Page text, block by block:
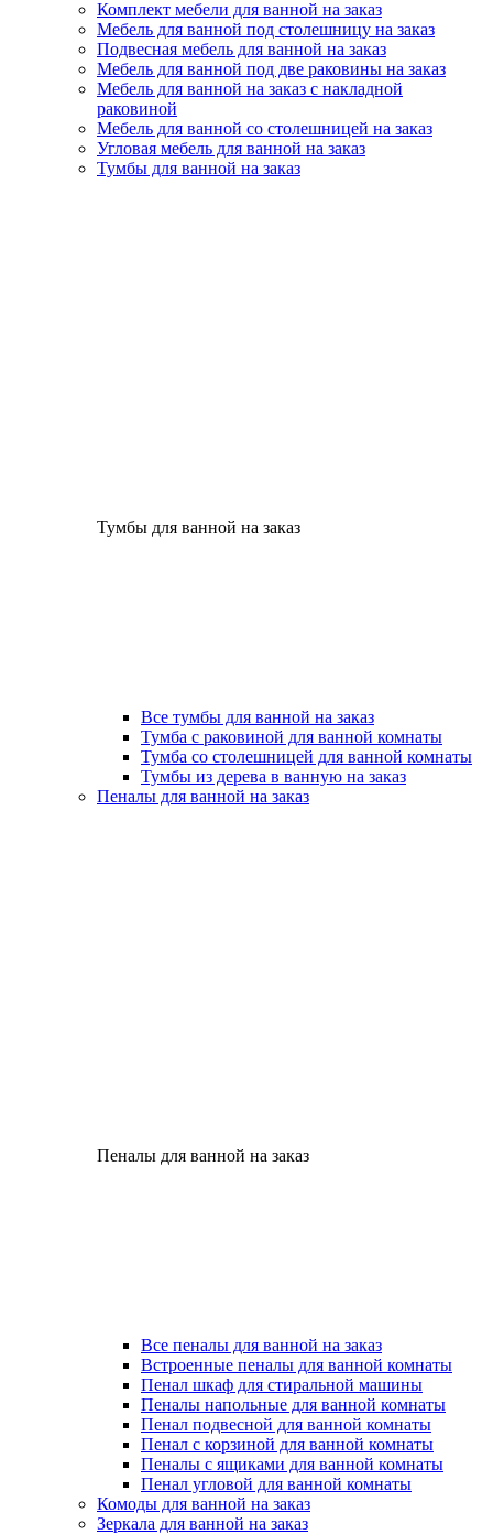
Комплект мебели для ванной на заказ
Мебель для ванной под столешницу на заказ
Подвесная мебель для ванной на заказ
Мебель для ванной под две раковины на заказ
Мебель для ванной на заказ с накладной
раковиной
Мебель для ванной со столешницей на заказ
Угловая мебель для ванной на заказ
Тумбы для ванной на заказ
Тумбы для ванной на заказ
Все тумбы для ванной на заказ
Тумба с раковиной для ванной комнаты
Тумба со столешницей для ванной комнаты
Тумбы из дерева в ванную на заказ
Пеналы для ванной на заказ
Пеналы для ванной на заказ
Все пеналы для ванной на заказ
Встроенные пеналы для ванной комнаты
Пенал шкаф для стиральной машины
Пеналы напольные для ванной комнаты
Пенал подвесной для ванной комнаты
Пенал с корзиной для ванной комнаты
Пеналы с ящиками для ванной комнаты
Пенал угловой для ванной комнаты
Комоды для ванной на заказ
Зеркала для ванной на заказ